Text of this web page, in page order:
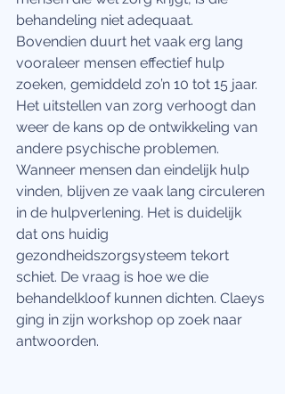
behandeling niet adequaat.
Bovendien duurt het vaak erg lang
vooraleer mensen effectief hulp
zoeken, gemiddeld zo’n 10 tot 15 jaar.
Het uitstellen van zorg verhoogt dan
weer de kans op de ontwikkeling van
andere psychische problemen.
Wanneer mensen dan eindelijk hulp
vinden, blijven ze vaak lang circuleren
in de hulpverlening. Het is duidelijk
dat ons huidig
gezondheidszorgsysteem tekort
schiet. De vraag is hoe we die
behandelkloof kunnen dichten. Claeys
ging in zijn workshop op zoek naar
antwoorden.